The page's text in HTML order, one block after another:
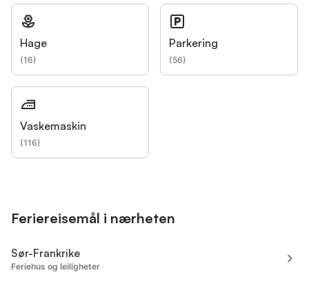
Hage
(16)
Parkering
(56)
Vaskemaskin
(116)
Feriereisemål i nærheten
Sør-Frankrike
Feriehus og leiligheter